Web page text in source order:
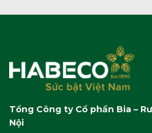
Tổng Công ty Cổ phần Bia –
Nội